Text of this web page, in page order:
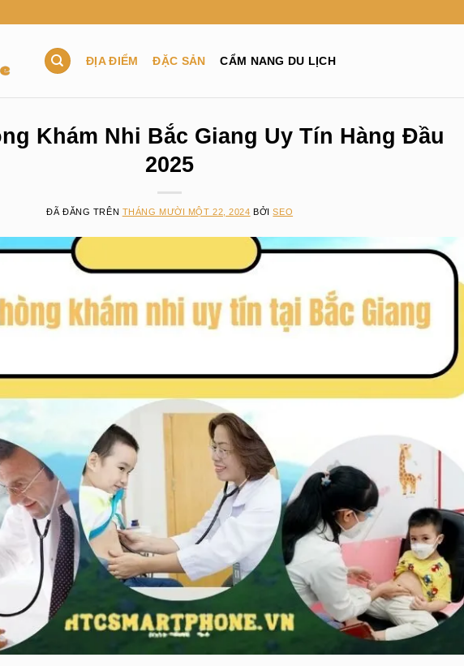
ĐỊA ĐIỂM ĐẶC SẢN CẨM NANG DU LỊCH
Khám Nhi Bắc Giang Uy Tín Hàng Đầu
2025
ĐÃ ĐĂNG TRÊN THÁNG MƯỜI MỘT 22, 2024 BỞISEO